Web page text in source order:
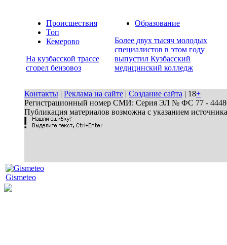
Происшествия
Топ
Кемерово
На кузбасской трассе
сгорел бензовоз
Образование
Более двух тысяч молодых
специалистов в этом году
выпустил Кузбасский
медицинский колледж
Контакты | Реклама на сайте | Создание сайта | 18+
Регистрационный номер СМИ: Серия ЭЛ № ФС 77 - 44486
Публикация материалов возможна с указанием
Gismeteo